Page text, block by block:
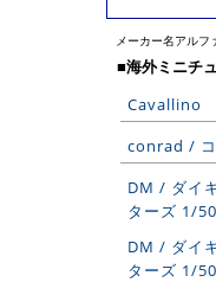
メーカー名アルフ
■海外ミニチ
Cavallino
conrad / コ
DM / ダイ
ターズ 1/50
DM / ダイ
ターズ 1/